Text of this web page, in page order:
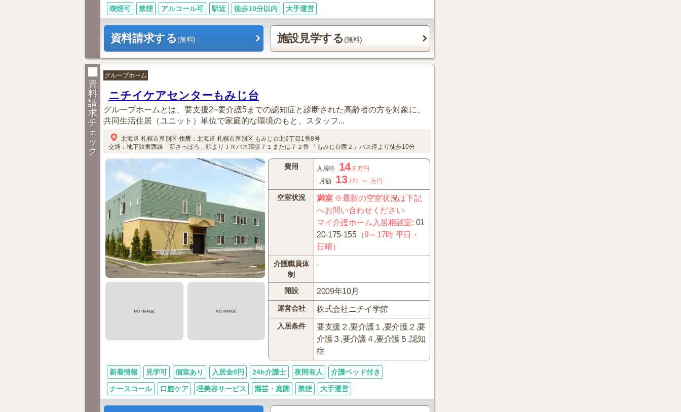
喫煙可 禁煙 アルコール可 駅近 徒歩10分以内 大手運営
資料請求する(無料) 施設見学する (無料)
資
料
請
求
チ
ェ
ッ
ク
グループホーム
ニチイケアセンターもみじ台
グループホームとは、要支援2~要介護5までの認知症と診断された高齢者の方を対象に、
共同生活住居（ユニット）単位で家庭的な環境のもと、スタッフ...
北海道 札幌市厚別区 住所 ： 北海道 札幌市厚別区 もみじ台北6丁目1番8号
交通：地下鉄東西線「新さっぽろ」駅よりＪＲバス環状７１または７２番 「もみじ台西２」バス停より徒歩10分
費用 入居時 14.8 万円
月額
13.721 ～万円
空室状況 満室※最新の空室状況は下記
へお問い合わせください
マイ介護ホーム入居相談室: 01
20-175-155（9～17時 平日・
日曜）
介護職員体
制
-
開設 2009年10月
運営会社 株式会社ニチイ学館
入居条件
要支援２,要介護１,要介護２,要
介護３,要介護４,要介護５,認知
症
新着情報 見学可 個室あり 入居金0円 24h介護士 夜間有人 介護ベッド付き
ナースコール 口腔ケア 理美容サービス 園芸・庭園 禁煙 大手運営